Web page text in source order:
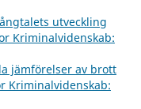
utveckling
Kriminalvidenskab:
jämförelser av brott
Kriminalvidenskab: